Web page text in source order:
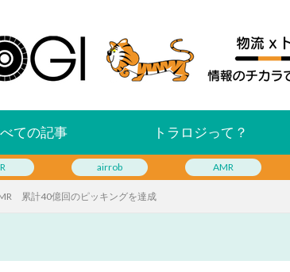
ての記事 トラロジって？
airrob AMR
累計40億回のピッキングを達成